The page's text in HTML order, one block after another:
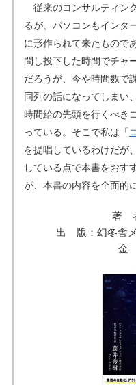
従来のコンサルティン
るが、パソコンもインタ
に形作られて来たもので
問し投下した時間でチャ
だろうが、今や時間数で
同列の話になってしまい
時間給の先頭を行くべき
っている。そこで私は「
を提唱しているわけだが
している点で本書をおす
が、本書の内容を全面的
著
出 版：幻冬舎
金